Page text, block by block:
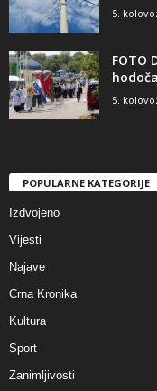
5.
FOTO
5.
POPULARNE KATEGORIJE
Izdvojeno
Vijesti
Najave
Crna Kronika
Kultura
Sport
Zanimljivosti